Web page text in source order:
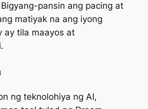
pansin ang pacing at
matiyak na ang iyong
ay tila maayos at
ng teknolohiya ng AI,